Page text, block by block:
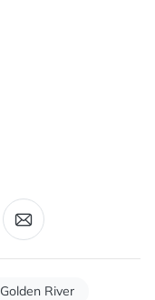
Golden River